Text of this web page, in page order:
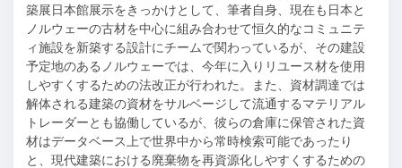
築展日本館展示をきっかけとして、筆者自身、現在も日本と
ノルウェーの古材を中心に組み合わせて恒久的なコミュニテ
ィ施設を新築する設計にチームで関わっているが、その建設
予定地のあるノルウェーでは、今年に入りリユース材を使用
しやすくするための法改正が行われた。また、資材調達では
解体される建築の資材をサルベージして流通するマテリアル
トレーダーとも協働しているが、彼らの倉庫に保管された資
材はデータベース上で世界中から常時検索可能であったり
と、現代建築における廃棄物を再資源化しやすくするための